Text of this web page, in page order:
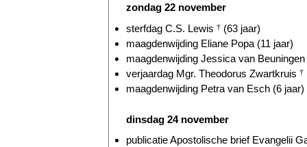
zondag 22 november
sterfdag C.S. Lewis † (63 jaar)
maagdenwijding Eliane Popa (11 jaar)
maagdenwijding Jessica van
verjaardag Mgr. Theodorus Zwartkruis †
maagdenwijding Petra van Esch (6 jaar)
dinsdag 24 november
publicatie Apostolische brief Evangelii